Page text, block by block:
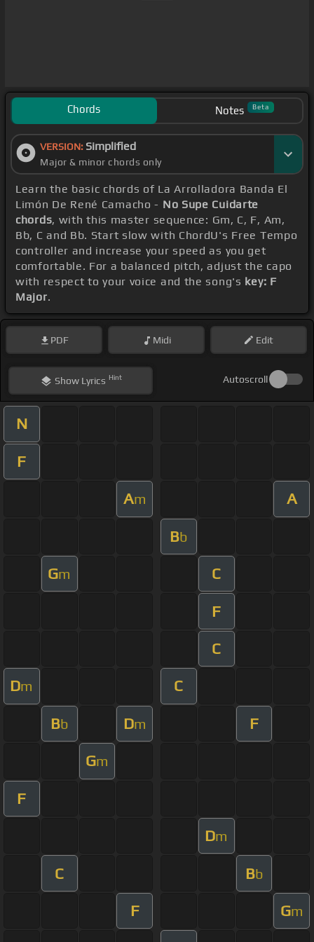
Chords Notes Beta
VERSION: Simplified
Major & minor chords only
Learn the basic chords of La Arrolladora Banda El
Limón De René Camacho - No Supe Cuidarte
chords, with this master sequence: Gm, C, F, Am,
Bb, C and Bb. Start slow with ChordU's Free Tempo
controller and increase your speed as you get
comfortable. For a balanced pitch, adjust the capo
with respect to your voice and the song's key: F
Major.
PDF Midi Edit
ShowLyrics Hint Autoscroll
N
F
Am A
Bb
Gm C
F
C
Dm C
Bb Dm F
Gm
F
Dm
C Bb
F Gm